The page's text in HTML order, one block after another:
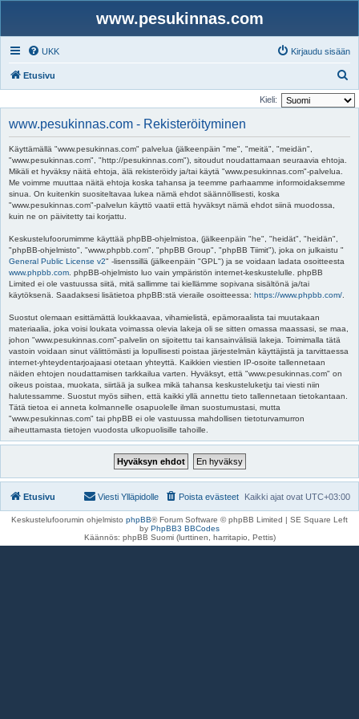
www.pesukinnas.com
UKK Kirjaudu sisään
Etusivu
t
Kieli:
www.pesukinnas.com - Rekisteröityminen
Käyttämällä "www.pesukinnas.com" palvelua (jälkeenpäin "me", "meitä", "meidän",
"www.pesukinnas.com", "http://pesukinnas.com"), sitoudut noudattamaan seuraavia ehtoja.
Mikäli et hyväksy näitä ehtoja, älä rekisteröidy ja/tai käytä "www.pesukinnas.com"-palvelua.
Me voimme muuttaa näitä ehtoja koska tahansa ja teemme parhaamme informoidaksemme
sinua. On kuitenkin suositeltavaa lukea nämä ehdot säännöllisesti, koska
"www.pesukinnas.com"-palvelun käyttö vaatii että hyväksyt nämä ehdot siinä muodossa,
kuin ne on päivitetty tai korjattu.
Keskustelufoorumimme käyttää phpBB-ohjelmistoa, (jälkeenpäin "he", "heidät", "heidän",
"phpBB-ohjelmisto", "www.phpbb.com", "phpBB Group", "phpBB Tiimit"), joka on julkaistu "
General Public License v2" -lisenssillä (jälkeenpäin "GPL") ja se voidaan ladata osoitteesta
www.phpbb.com . phpBB-ohjelmisto luo vain ympäristön internet-keskustelulle. phpBB
Limited ei ole vastuussa siitä, mitä sallimme tai kiellämme sopivana sisältönä ja/tai
käytöksenä. Saadaksesi lisätietoa phpBB:stä vieraile osoitteessa: https://www.phpbb.com/
Suostut olemaan esittämättä loukkaavaa, vihamielistä, epämoraalista tai muutakaan
materiaalia, joka voisi loukata voimassa olevia lakeja oli se sitten omassa maassasi, se maa,
johon "www.pesukinnas.com"-palvelin on sijoitettu tai kansainvälisiä lakeja. Toimimalla tätä
vastoin voidaan sinut välittömästi ja lopullisesti poistaa järjestelmän käyttäjistä ja tarvittaessa
internet-yhteydentarjoajaasi otetaan yhteyttä. Kaikkien viestien IP-osoite tallennetaan
näiden ehtojen noudattamisen tarkkailua varten. Hyväksyt, että "www.pesukinnas.com" on
oikeus poistaa, muokata, siirtää ja sulkea mikä tahansa keskusteluketju tai viesti niin
halutessamme. Suostut myös siihen, että kaikki yllä annettu tieto tallennetaan tietokantaan.
Tätä tietoa ei anneta kolmannelle osapuolelle ilman suostumustasi, mutta
"www.pesukinnas.com" tai phpBB ei ole vastuussa mahdollisen tietoturvamurron
aiheuttamasta tietojen vuodosta ulkopuolisille tahoille.
Etusivu Kaikki ajat ovat UTC+03:00
Poista evästeet
Viesti Ylläpidolle
Keskustelufoorumin ohjelmisto phpBB® Forum Software © phpBB Limited | SE Square Left
by PhpBB3 BBCodes
Käännös: phpBB Suomi (lurttinen, harritapio, Pettis)